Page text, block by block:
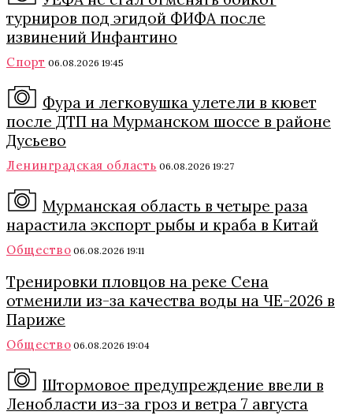
турниров под эгидой ФИФА после
извинений Инфантино
Спорт 06.08.2026 19:45
Фура и легковушка улетели в кювет
после ДТП на Мурманском шоссе в районе
Дусьево
Ленинградская область 06.08.2026 19:27
Мурманская область в четыре раза
нарастила экспорт рыбы и краба в Китай
Общество 06.08.2026 19:11
Тренировки пловцов на реке Сена
отменили из-за качества воды на ЧЕ-2026 в
Париже
Общество 06.08.2026 19:04
Штормовое предупреждение ввели в
Ленобласти из-за гроз и ветра 7 августа